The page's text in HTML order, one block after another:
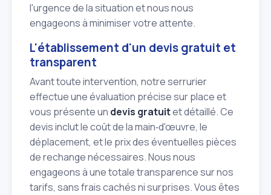
l'urgence de la situation et nous nous
engageons à minimiser votre attente.
L'établissement d'un devis gratuit et
transparent
Avant toute intervention, notre serrurier
effectue une évaluation précise sur place et
vous présente un devis gratuitet détaillé. Ce
devis inclut le coût de la main‑d'œuvre, le
déplacement, et le prix des éventuelles pièces
de rechange nécessaires. Nous nous
engageons à une totale transparence sur nos
tarifs, sans frais cachés ni surprises. Vous êtes